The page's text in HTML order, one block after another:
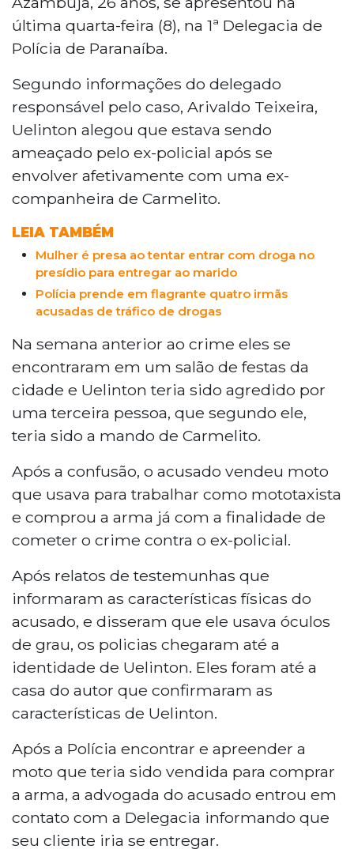
última quarta-feira (8), na 1ª Delegacia de
Polícia de Paranaíba.
Segundo informações do delegado
responsável pelo caso, Arivaldo Teixeira,
Uelinton alegou que estava sendo
ameaçado pelo ex-policial após se
envolver afetivamente com uma ex-
companheira de Carmelito.
LEIA TAMBÉM
Mulher é presa ao tentar entrar com droga no
presídio para entregar ao marido
Polícia prende em flagrante quatro irmãs
acusadas de tráfico de drogas
Na semana anterior ao crime eles se
encontraram em um salão de festas da
cidade e Uelinton teria sido agredido por
uma terceira pessoa, que segundo ele,
teria sido a mando de Carmelito.
Após a confusão, o acusado vendeu moto
que usava para trabalhar como mototaxista
e comprou a arma já com a finalidade de
cometer o crime contra o ex-policial.
Após relatos de testemunhas que
informaram as características físicas do
acusado, e disseram que ele usava óculos
de grau, os policias chegaram até a
identidade de Uelinton. Eles foram até a
casa do autor que confirmaram as
características de Uelinton.
Após a Polícia encontrar e apreender a
moto que teria sido vendida para comprar
a arma, a advogada do acusado entrou em
contato com a Delegacia informando que
seu cliente iria se entregar.